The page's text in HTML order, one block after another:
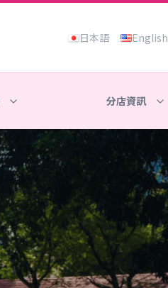
日本語 English
分店資訊